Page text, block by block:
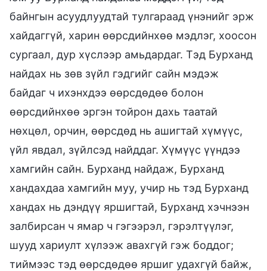
байнгын асуудлуудтай тулгараад үнэнийг эрж
хайдаггүй, харин өөрсдийнхөө мэдлэг, хоосон
сургаал, дур хүслээр амьдардаг. Тэд Бурханд
найдах нь зөв зүйл гэдгийг сайн мэдэж
байдаг ч ихэнхдээ өөрсдөдөө болон
өөрсдийнхөө эргэн тойрон дахь таатай
нөхцөл, орчин, өөрсдөд нь ашигтай хүмүүс,
үйл явдал, зүйлсэд найддаг. Хүмүүс үүндээ
хамгийн сайн. Бурханд найдаж, Бурханд
хандахдаа хамгийн муу, учир нь тэд Бурханд
хандах нь дэндүү яршигтай, Бурханд хэчнээн
залбирсан ч ямар ч гэгээрэл, гэрэлтүүлэг,
шууд хариулт хүлээж авахгүй гэж боддог;
тиймээс тэд өөрсдөдөө яршиг удахгүй байж,